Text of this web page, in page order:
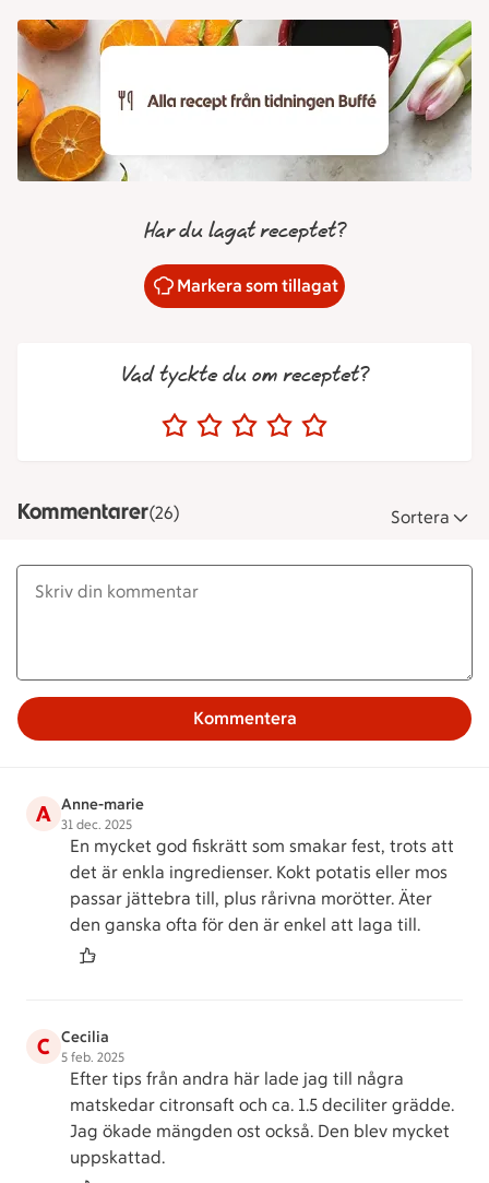
Har du lagat receptet?
Markera som tillagat
Vad tyckte du om receptet?
Kommentarer(26) Sortera
Kommentera
A Anne-marie
31 dec. 2025
En mycket god fiskrätt som smakar fest, trots att
det är enkla ingredienser. Kokt potatis eller mos
passar jättebra till, plus rårivna morötter. Äter
den ganska ofta för den är enkel att laga till.
C Cecilia
5 feb. 2025
Efter tips från andra här lade jag till några
matskedar citronsaft och ca. 1.5 deciliter grädde.
Jag ökade mängden ost också. Den blev mycket
uppskattad.